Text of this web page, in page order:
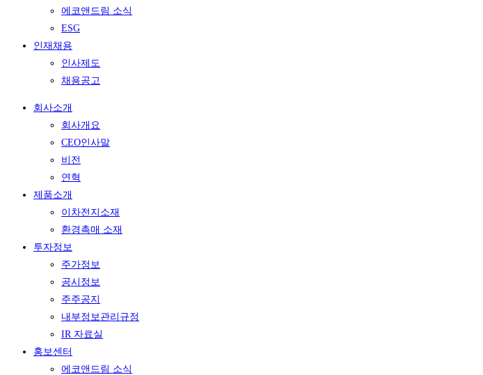
에코앤드림 소식
ESG
인재채용
인사제도
채용공고
회사소개
회사개요
CEO인사말
비전
연혁
제품소개
이차전지소재
환경촉매 소재
투자정보
주가정보
공시정보
주주공지
내부정보관리규정
IR 자료실
홍보센터
에코앤드림 소식